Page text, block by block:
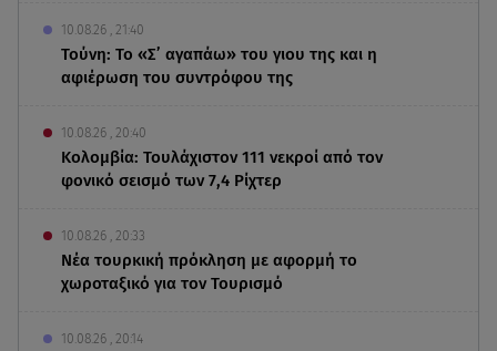
10.08.26 , 21:40
Τούνη: Το «Σ’ αγαπάω» του γιου της και η
αφιέρωση του συντρόφου της
10.08.26 , 20:40
Κολομβία: Τουλάχιστον 111 νεκροί από τον
φονικό σεισμό των 7,4 Ρίχτερ
10.08.26 , 20:33
Νέα τουρκική πρόκληση με αφορμή το
χωροταξικό για τον Τουρισμό
10.08.26 , 20:14